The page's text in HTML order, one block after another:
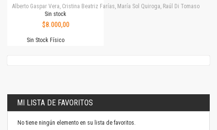
Alberto Gaspar Vera, Cristina Beatriz Farías, María Sol Quiroga, Raúl Di Tomaso
Sin stock
$8.000,00
Sin Stock Físico
MI LISTA DE FAVORITOS
No tiene ningún elemento en su lista de favoritos.